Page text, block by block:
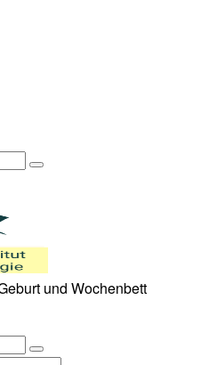
Suchen …
und Wochenbett
Suchen …